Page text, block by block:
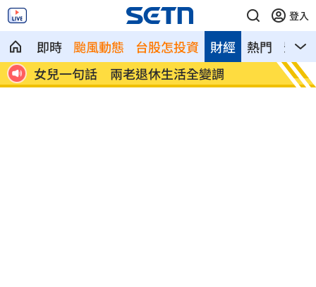
登入
即時 颱風動態 台股怎投資 熱門 影音
財經
女兒一句話 兩老退休生活全變調
記憶
襲